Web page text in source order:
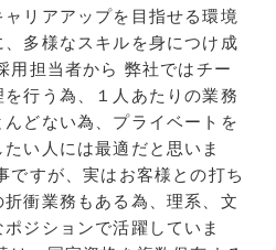
リアアップを目指せる環境
多様なスキルを身につけ成
用担当者から 弊社ではチー
行う為、１人あたりの業務
どない為、プライベートを
い人には最適だと思いま
ですが、実はお客様との打ち
衝業務もある為、理系、文
ジションで活躍していま